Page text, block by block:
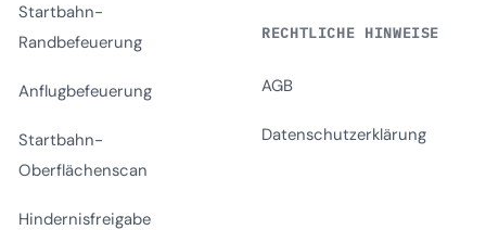
Startbahn-
Randbefeuerung
Anflugbefeuerung
Startbahn-
Oberflächenscan
Hindernisfreigabe
RECHTLICHE HINWEISE
AGB
Datenschutzerklärung